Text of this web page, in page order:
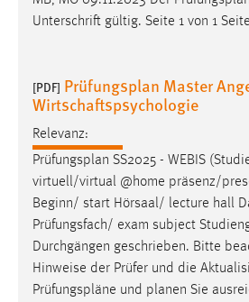
Unterschrift gültig. Seite 1 von 1
[PDF] Prüfungsplan Master
Wirtschaftspsychologie
Relevanz:
Prüfungsplan SS2025 - WEBIS
virtuell/virtual @home präsenz/
Beginn/ start Hörsaal/ lecture hall
Prüfungsfach/ exam subject
Durchgängen geschrieben. Bitte
Hinweise der Prüfer und die
Prüfungspläne und planen Sie